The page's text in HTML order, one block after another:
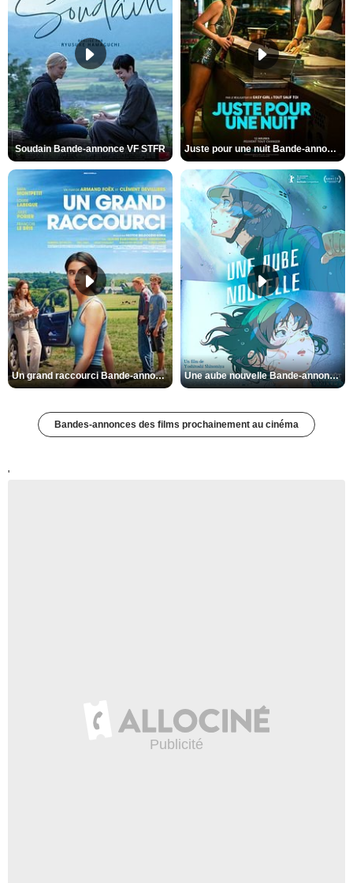
Soudain Bande-annonce VF STFR Juste pour une nuit Bande-annonce VO STFR
Un grand raccourci Bande-annonce VF Une aube nouvelle Bande-annonce VO STFR
Bandes-annonces des films prochainement au cinéma
'